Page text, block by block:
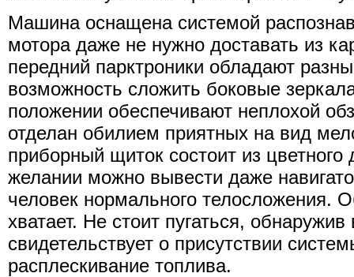
Машина оснащена системой
мотора даже не нужно доставать из
передний парктроники обладают
возможность сложить боковые
положении обеспечивают неплохой
отделан обилием приятных на вид
приборный щиток состоит из
желании можно вывести даже
человек нормального телосложения.
хватает. Не стоит пугаться,
свидетельствует о присутствии
расплескивание топлива.